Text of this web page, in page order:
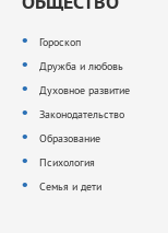
Гороскоп
Дружба и любовь
Духовное развитие
Законодательство
Образование
Психология
Семья и дети